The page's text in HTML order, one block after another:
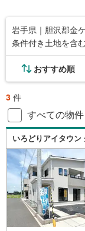
岩手県｜胆沢郡金
条件付き土地を含
ッチン
おすすめ順
3 件
すべての物
いろどりアイタウ